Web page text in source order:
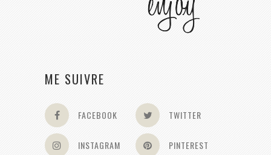
ME SUIVRE
FACEBOOK TWITTER
INSTAGRAM PINTEREST